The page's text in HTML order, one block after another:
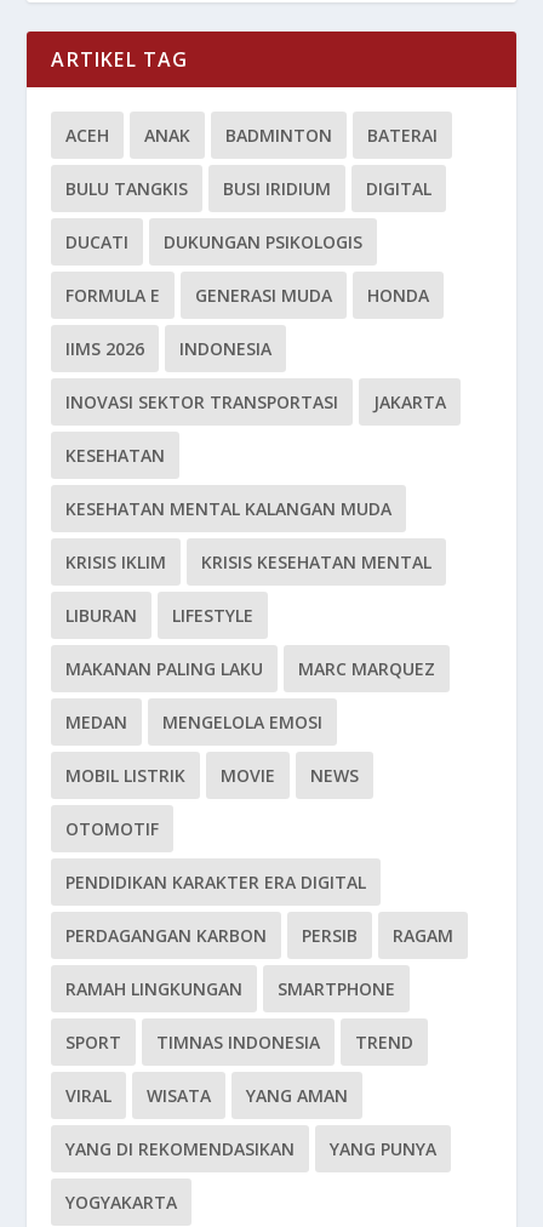
ARTIKEL TAG
ACEH ANAK BADMINTON BATERAI
BULU TANGKIS BUSI IRIDIUM DIGITAL
DUCATI DUKUNGAN PSIKOLOGIS
FORMULA E GENERASI MUDA HONDA
IIMS 2026 INDONESIA
INOVASI SEKTOR TRANSPORTASI JAKARTA
KESEHATAN
KESEHATAN MENTAL KALANGAN MUDA
KRISIS IKLIM KRISIS KESEHATAN MENTAL
LIBURAN LIFESTYLE
MAKANAN PALING LAKU MARC MARQUEZ
MEDAN MENGELOLA EMOSI
MOBIL LISTRIK MOVIE NEWS
OTOMOTIF
PENDIDIKAN KARAKTER ERA DIGITAL
PERDAGANGAN KARBON PERSIB RAGAM
RAMAH LINGKUNGAN SMARTPHONE
SPORT TIMNAS INDONESIA TREND
VIRAL WISATA YANG AMAN
YANG DI REKOMENDASIKAN YANG PUNYA
YOGYAKARTA